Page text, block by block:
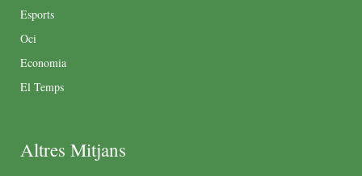
Esports
Oci
Economia
El Temps
Altres Mitjans